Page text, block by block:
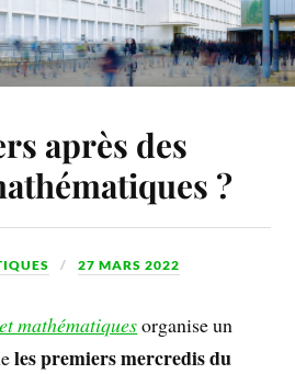
après des
?
27 MARS 2022
mathématiquesorganise un
les premiers mercredis du